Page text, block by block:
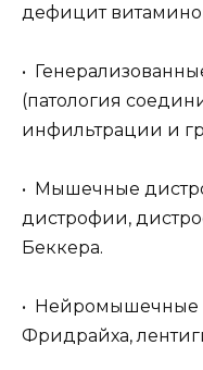
дефицит
•
(патология
инфильтрации и
• Мышечные
дистрофии,
Беккера.
• Нейромышечные
Фридрайха,